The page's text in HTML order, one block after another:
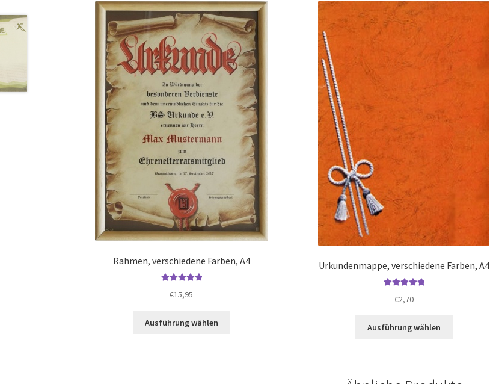
Rahmen, verschiedene Farben, A4
5.00von 5
€15,95
Ausführung wählen
Urkundenmappe, verschiedene Farben, A4
5.00von 5
€2,70
Ausführung wählen